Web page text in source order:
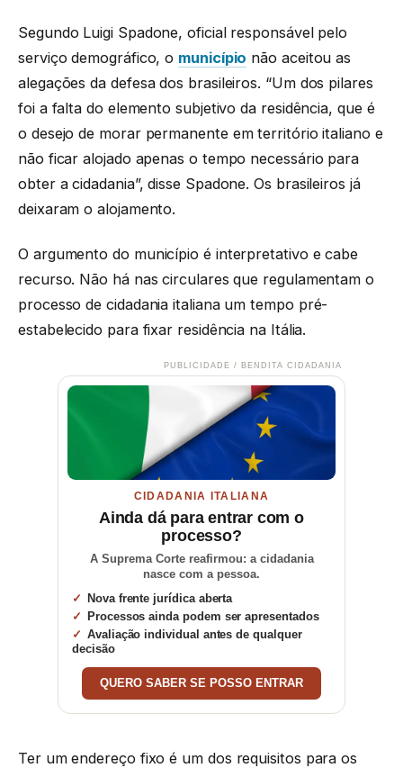
Segundo Luigi Spadone, oficial responsável pelo
serviço demográfico, o município não aceitou as
alegações da defesa dos brasileiros. “Um dos pilares
foi a falta do elemento subjetivo da residência, que é
o desejo de morar permanente em território italiano e
não ficar alojado apenas o tempo necessário para
obter a cidadania”, disse Spadone. Os brasileiros já
deixaram o alojamento.
O argumento do município é interpretativo e cabe
recurso. Não há nas circulares que regulamentam o
processo de cidadania italiana um tempo pré-
estabelecido para fixar residência na Itália.
PUBLICIDADE / BENDITA CIDADANIA
CIDADANIA ITALIANA
Ainda dá para entrar com o
processo?
A Suprema Corte reafirmou: a cidadania
nasce com a pessoa.
Nova frente jurídica aberta
Processos ainda podem ser apresentados
Avaliação individual antes de qualquer
decisão
QUERO SABER SE POSSO ENTRAR
Ter um endereço fixo é um dos requisitos para os